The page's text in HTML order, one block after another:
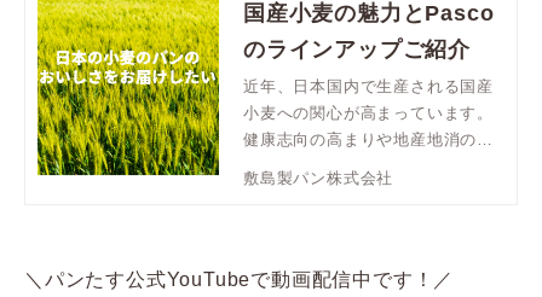
国産小麦の魅力とPasco
のラインアップご紹介
近年、日本国内で生産される国産
小麦への関心が高まっています。
健康志向の高まりや地産地消のム
ーブメント、さらに環境問題への
小麦の小麦粉を使用したPasco商
敷島製パン株式会社
＼パンたす公式YouTubeで動画配信中です！／